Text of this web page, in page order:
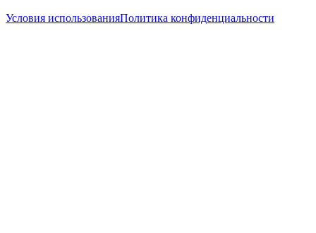
Условия использованияПолитика конфиденциальности